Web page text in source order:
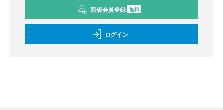
新規会員登録 無料
ログイン